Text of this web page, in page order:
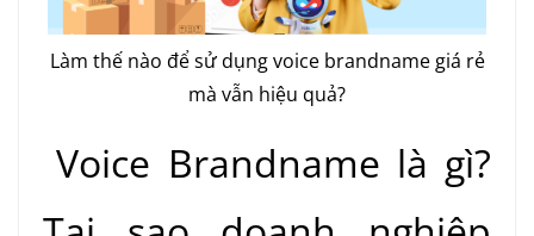
Làm thế nào để sử dụng voice brandname giá rẻ
mà vẫn hiệu quả?
Voice Brandname là gì?